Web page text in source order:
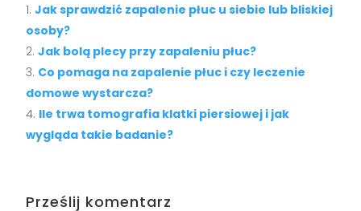
Jak sprawdzić zapalenie płuc u siebie lub bliskiej
osoby?
Jak bolą plecy przy zapaleniu płuc?
Co pomaga na zapalenie płuc i czy leczenie
domowe wystarcza?
Ile trwa tomografia klatki piersiowej i jak
wygląda takie badanie?
Prześlij komentarz